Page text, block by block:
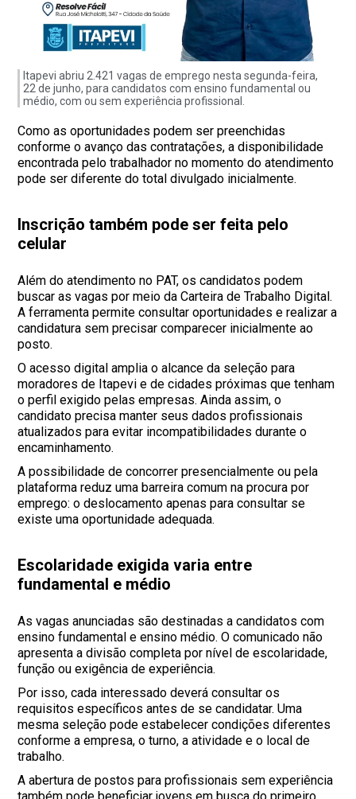
Itapevi abriu 2.421 vagas de emprego nesta segunda-feira,
22 de junho, para candidatos com ensino fundamental ou
médio, com ou sem experiência profissional.
Como as oportunidades podem ser preenchidas
conforme o avanço das contratações, a disponibilidade
encontrada pelo trabalhador no momento do atendimento
pode ser diferente do total divulgado inicialmente.
Inscrição também pode ser feita pelo
celular
Além do atendimento no PAT, os candidatos podem
buscar as vagas por meio da Carteira de Trabalho Digital.
A ferramenta permite consultar oportunidades e realizar a
candidatura sem precisar comparecer inicialmente ao
posto.
O acesso digital amplia o alcance da seleção para
moradores de Itapevi e de cidades próximas que tenham
o perfil exigido pelas empresas. Ainda assim, o
candidato precisa manter seus dados profissionais
atualizados para evitar incompatibilidades durante o
encaminhamento.
A possibilidade de concorrer presencialmente ou pela
plataforma reduz uma barreira comum na procura por
emprego: o deslocamento apenas para consultar se
existe uma oportunidade adequada.
Escolaridade exigida varia entre
fundamental e médio
As vagas anunciadas são destinadas a candidatos com
ensino fundamental e ensino médio. O comunicado não
apresenta a divisão completa por nível de escolaridade,
função ou exigência de experiência.
Por isso, cada interessado deverá consultar os
requisitos específicos antes de se candidatar. Uma
mesma seleção pode estabelecer condições diferentes
conforme a empresa, o turno, a atividade e o local de
trabalho.
A abertura de postos para profissionais sem experiência